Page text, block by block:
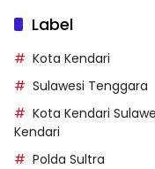
Label
Kota Kendari
Sulawesi Tenggara
Kota Kendari
Kendari
Polda Sultra